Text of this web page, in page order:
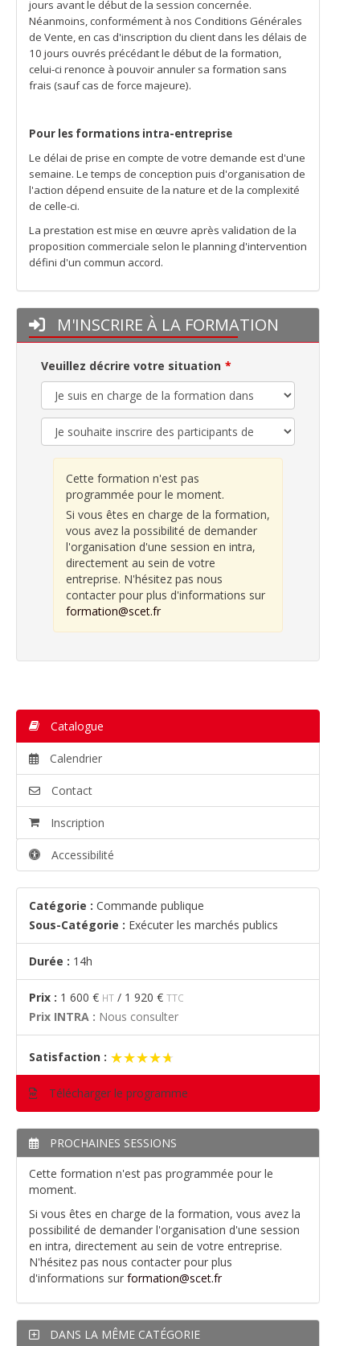
jours avant le début de la session concernée.
Néanmoins, conformément à nos Conditions Générales
de Vente, en cas d'inscription du client dans les délais de
10 jours ouvrés précédant le début de la formation,
celui-ci renonce à pouvoir annuler sa formation sans
frais (sauf cas de force majeure).
Pour les formations intra-entreprise
Le délai de prise en compte de votre demande est d'une
semaine. Le temps de conception puis d'organisation de
l'action dépend ensuite de la nature et de la complexité
de celle-ci.
La prestation est mise en œuvre après validation de la
proposition commerciale selon le planning d'intervention
défini d'un commun accord.
M'INSCRIRE À LA FORMATION
Veuillez décrire votre situation
Cette formation n'est pas
programmée pour le moment.
Si vous êtes en charge de la formation,
vous avez la possibilité de demander
l'organisation d'une session en intra,
directement au sein de votre
entreprise. N'hésitez pas nous
contacter pour plus d'informations sur
formation@scet.fr
Catalogue
Calendrier
Contact
Inscription
Accessibilité
Catégorie : Commande publique
Sous-Catégorie : Exécuter les marchés publics
Durée : 14h
Prix : 1 600 € HT / 1 920 € TTC
Prix INTRA : Nous consulter
Satisfaction : ★★★★★
★★★★★
Télécharger le programme
PROCHAINES SESSIONS
Cette formation n'est pas programmée pour le
moment.
Si vous êtes en charge de la formation, vous avez la
possibilité de demander l'organisation d'une session
en intra, directement au sein de votre entreprise.
N'hésitez pas nous contacter pour plus
d'informations sur formation@scet.fr
DANS LA MÊME CATÉGORIE